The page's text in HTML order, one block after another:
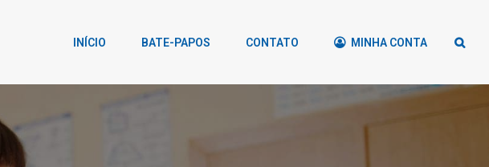
INÍCIO BATE-PAPOS CONTATO MINHA CONTA